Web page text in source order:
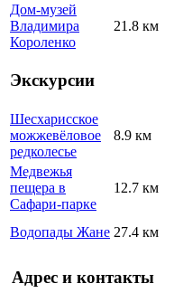
Дом-музей
Владимира
Короленко
21.8 км
Экскурсии
Шесхарисское
можжевёловое
редколесье
8.9 км
Медвежья
пещера в
Сафари-парке
12.7 км
Водопады Жане 27.4 км
Адрес и контакты